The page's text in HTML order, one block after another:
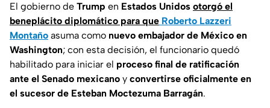
El gobierno de Trump en Estados Unidos otorgó el
beneplácito diplomático para que Roberto Lazzeri
Montaño asuma como nuevo embajador de México en
Washington; con esta decisión, el funcionario quedó
habilitado para iniciar el proceso final de ratificación
ante el Senado mexicano y convertirse oficialmente en
el sucesor de Esteban Moctezuma Barragán.